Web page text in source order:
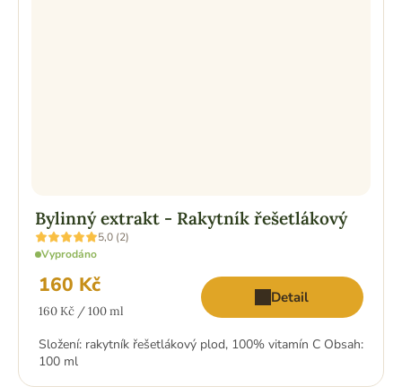
Bylinný extrakt - Rakytník řešetlákový
Průměrné
hodnocení
produktu
5,0
5
hvězdiček.
5,0 (2)
Vyprodáno
160 Kč
Měrná
160 Kč / 100 ml
Detail
Složení: rakytník řešetlákový plod, 100% vitamín C Obsah:
100 ml